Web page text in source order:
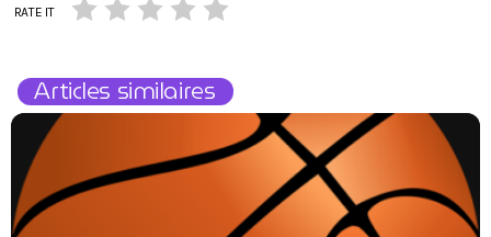
RATE IT
Articles similaires